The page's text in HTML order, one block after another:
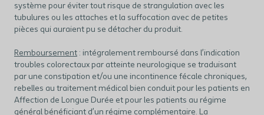
système pour éviter tout risque de strangulation avec les
tubulures ou les attaches et la suffocation avec de petites
pièces qui auraient pu se détacher du produit.
Remboursement : intégralement remboursé dans l’indication
troubles colorectaux par atteinte neurologique se traduisant
par une constipation et/ou une incontinence fécale chroniques,
rebelles au traitement médical bien conduit pour les patients en
Affection de Longue Durée et pour les patients au régime
général bénéficiant d’un régime complémentaire. La